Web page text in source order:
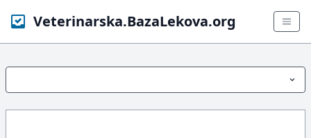
Veterinarska.BazaLekova.org